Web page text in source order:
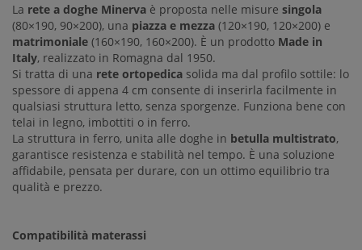
La rete a doghe Minerva è proposta nelle misure singola
(80×190, 90×200), una piazza e mezza (120×190, 120×200) e
matrimoniale (160×190, 160×200). È un prodotto Made in
Italy, realizzato in Romagna dal 1950.
Si tratta di una rete ortopedica solida ma dal profilo sottile: lo
spessore di appena 4 cm consente di inserirla facilmente in
qualsiasi struttura letto, senza sporgenze. Funziona bene con
telai in legno, imbottiti o in ferro.
La struttura in ferro, unita alle doghe in betulla multistrato,
garantisce resistenza e stabilità nel tempo. È una soluzione
affidabile, pensata per durare, con un ottimo equilibrio tra
qualità e prezzo.
Compatibilità materassi